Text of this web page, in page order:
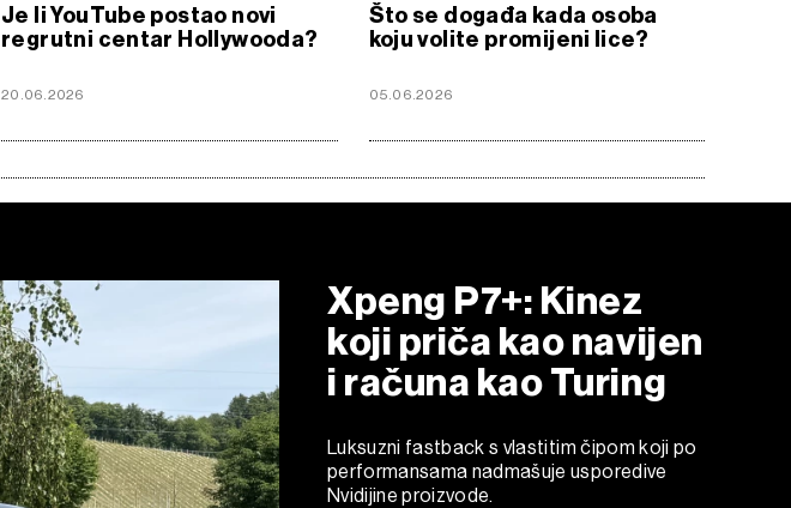
Je li YouTube postao novi
regrutni centar Hollywooda?
20.06.2026
Što se događa kada osoba
koju volite promijeni lice?
05.06.2026
Xpeng P7+: Kinez
koji priča kao navijen
i računa kao Turing
Luksuzni fastback s vlastitim čipom koji po
performansama nadmašuje usporedive
Nvidijine proizvode.